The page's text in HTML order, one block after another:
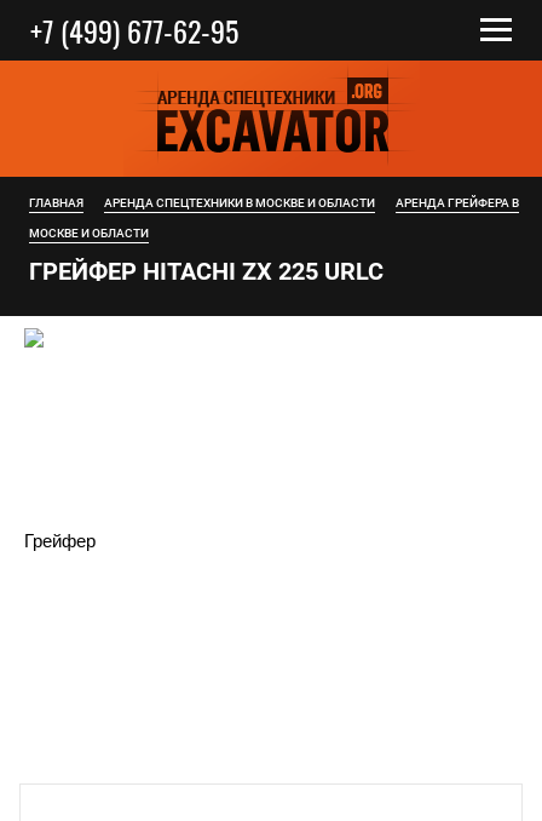
+7 (499) 677-62-95
ГЛАВНАЯ АРЕНДА СПЕЦТЕХНИКИ В МОСКВЕ И ОБЛАСТИ АРЕНДА ГРЕЙФЕРА В
МОСКВЕ И ОБЛАСТИ
ГРЕЙФЕР HITACHI ZX 225 URLC